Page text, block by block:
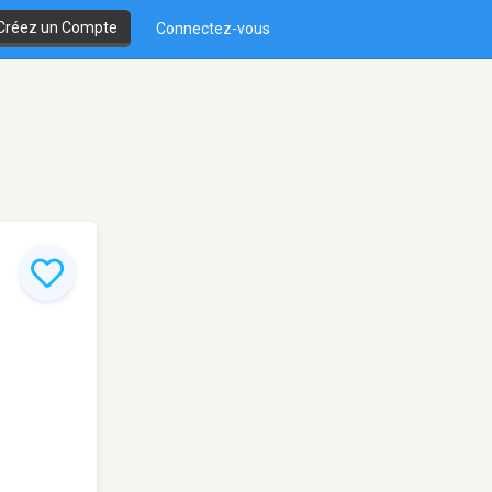
un Compte Connectez-vous